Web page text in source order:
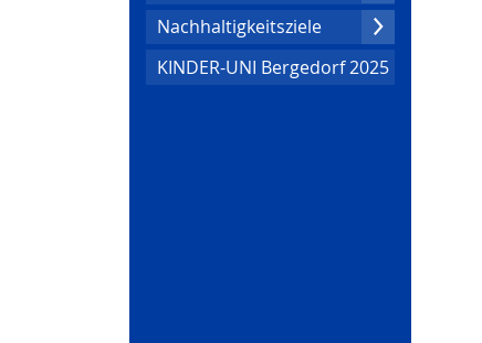
Nachhaltig­keitsziele
KINDER-UNI Bergedorf 2025